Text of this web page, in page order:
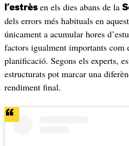
l’estrès en els dies abans de la
dels errors més habituals en
únicament a acumular hores
factors igualment importants com
planificació. Segons els experts,
estructurats pot marcar una
rendiment final.